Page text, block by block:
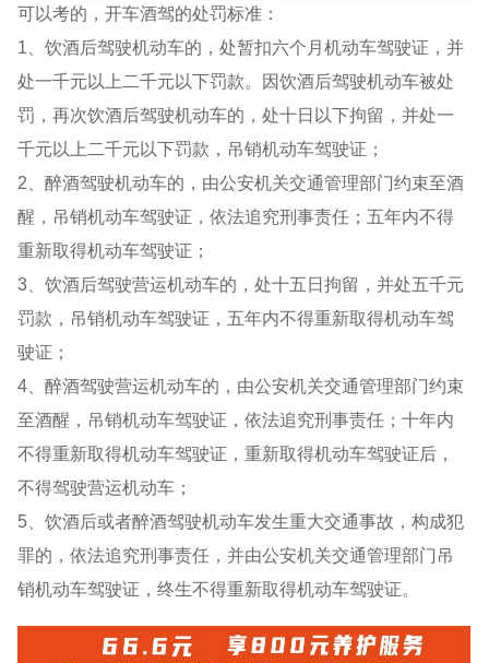
可以考的，开车酒驾的处罚标准：
1、饮酒后驾驶机动车的，处暂扣六个月机动车驾驶证，并
处一千元以上二千元以下罚款。因饮酒后驾驶机动车被处
罚，再次饮酒后驾驶机动车的，处十日以下拘留，并处一
千元以上二千元以下罚款，吊销机动车驾驶证；
2、醉酒驾驶机动车的，由公安机关交通管理部门约束至酒
醒，吊销机动车驾驶证，依法追究刑事责任；五年内不得
重新取得机动车驾驶证；
3、饮酒后驾驶营运机动车的，处十五日拘留，并处五千元
罚款，吊销机动车驾驶证，五年内不得重新取得机动车驾
驶证；
4、醉酒驾驶营运机动车的，由公安机关交通管理部门约束
至酒醒，吊销机动车驾驶证，依法追究刑事责任；十年内
不得重新取得机动车驾驶证，重新取得机动车驾驶证后，
不得驾驶营运机动车；
5、饮酒后或者醉酒驾驶机动车发生重大交通事故，构成犯
罪的，依法追究刑事责任，并由公安机关交通管理部门吊
销机动车驾驶证，终生不得重新取得机动车驾驶证。